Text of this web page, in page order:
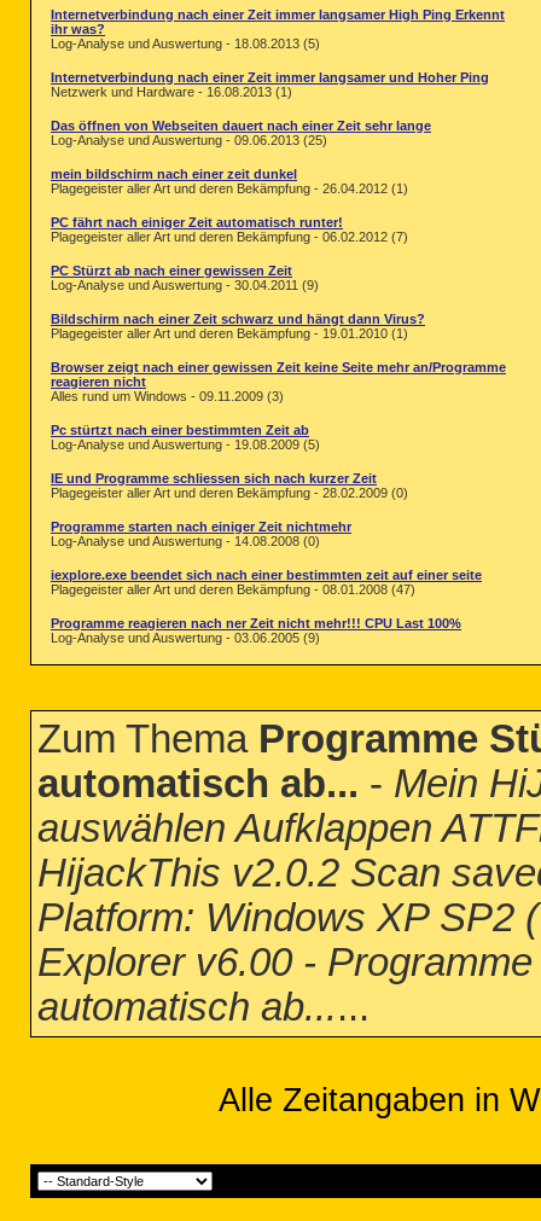
Internetverbindung nach einer Zeit immer langsamer High Ping Erkennt
ihr was?
Log-Analyse und Auswertung - 18.08.2013 (5)
Internetverbindung nach einer Zeit immer langsamer und Hoher Ping
Netzwerk und Hardware - 16.08.2013 (1)
Das öffnen von Webseiten dauert nach einer Zeit sehr lange
Log-Analyse und Auswertung - 09.06.2013 (25)
mein bildschirm nach einer zeit dunkel
Plagegeister aller Art und deren Bekämpfung - 26.04.2012 (1)
PC fährt nach einiger Zeit automatisch runter!
Plagegeister aller Art und deren Bekämpfung - 06.02.2012 (7)
PC Stürzt ab nach einer gewissen Zeit
Log-Analyse und Auswertung - 30.04.2011 (9)
Bildschirm nach einer Zeit schwarz und hängt dann Virus?
Plagegeister aller Art und deren Bekämpfung - 19.01.2010 (1)
Browser zeigt nach einer gewissen Zeit keine Seite mehr an/Programme
reagieren nicht
Alles rund um Windows - 09.11.2009 (3)
Pc stürtzt nach einer bestimmten Zeit ab
Log-Analyse und Auswertung - 19.08.2009 (5)
IE und Programme schliessen sich nach kurzer Zeit
Plagegeister aller Art und deren Bekämpfung - 28.02.2009 (0)
Programme starten nach einiger Zeit nichtmehr
Log-Analyse und Auswertung - 14.08.2008 (0)
iexplore.exe beendet sich nach einer bestimmten zeit auf einer seite
Plagegeister aller Art und deren Bekämpfung - 08.01.2008 (47)
Programme reagieren nach ner Zeit nicht mehr!!! CPU Last 100%
Log-Analyse und Auswertung - 03.06.2005 (9)
Zum Thema Programme
automatisch ab... - Mein
auswählen Aufklappen
HijackThis v2.0.2 Scan
Platform: Windows XP SP2
Explorer v6.00 -
automatisch ab......
Alle Zeitangaben in